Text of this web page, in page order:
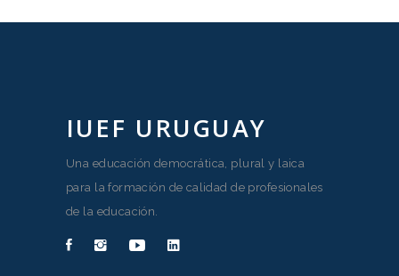
IUEF URUGUAY
Una educación democrática, plural y laica
para la formación de calidad de profesionales
de la educación.